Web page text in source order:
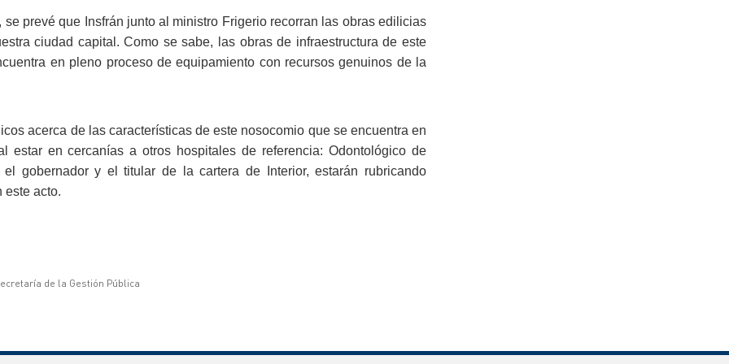
prevé que Insfrán junto al ministro Frigerio recorran las obras edilicias
ciudad capital.Como se sabe, las obras de infraestructura de este
en pleno proceso de equipamiento con recursos genuinos de la
acerca de las características de este nosocomio que se encuentra en
estar encercanías a otros hospitales de referencia: Odontológico de
el gobernador y el titular de la cartera de
Interior, estarán rubricando
este acto.
de la Gestión Pública